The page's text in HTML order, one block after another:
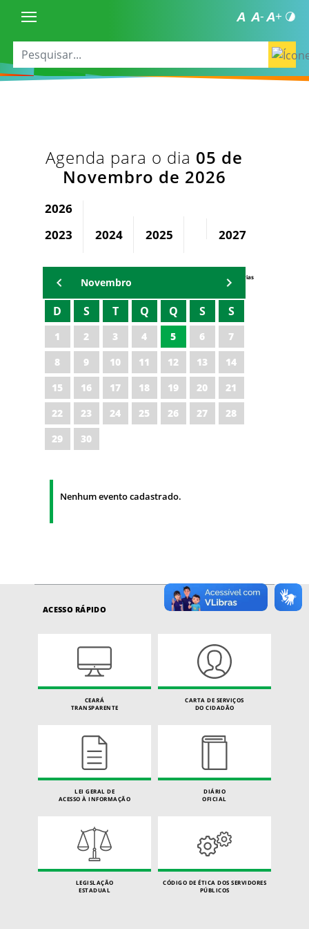
Agenda para o dia 05 de
Novembro de 2026
2026
2023
2024 2025 2027
Agenda Secretárias
Novembro
D S T Q Q S S
1 2 3 4 5 6
7
8
9 10 11 12 13
14
15
16 17 18 19 20
21
22
23 24 25 26 27
28
29
30
Nenhum evento cadastrado.
ACESSO RÁPIDO
CEARÁ
TRANSPARENTE
CARTA DE SERVIÇOS
DO CIDADÃO
LEI GERAL DE
ACESSO À INFORMAÇÃO
DIÁRIO
OFICIAL
LEGISLAÇÃO
ESTADUAL
CÓDIGO DE ÉTICA DOS SERVIDORES
PÚBLICOS